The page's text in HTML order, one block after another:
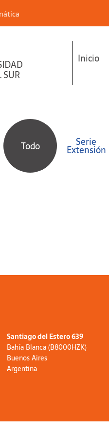
Inicio
Todo Serie
Extensión
Santiago del Estero 639
Bahía Blanca (B8000HZK)
Buenos Aires
Argentina